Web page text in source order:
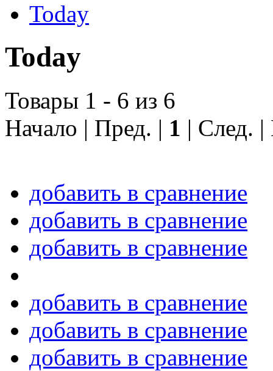
Today
Today
Товары 1 - 6 из 6
Начало | Пред. | 1 | След.
добавить в сравнение
добавить в сравнение
добавить в сравнение
добавить в сравнение
добавить в сравнение
добавить в сравнение